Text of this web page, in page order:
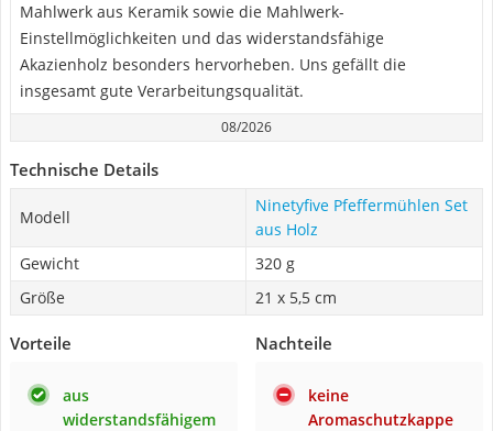
Mahlwerk aus Keramik sowie die Mahlwerk-
Einstellmöglichkeiten und das widerstandsfähige
Akazienholz besonders hervorheben. Uns gefällt die
insgesamt gute Verarbeitungsqualität.
08/2026
Technische Details
Modell
Ninetyfive Pfeffermühlen Set
aus Holz
Gewicht
320 g
Größe
21 x 5,5 cm
Vorteile
aus
widerstandsfähigem
Nachteile
keine
Aromaschutzkappe